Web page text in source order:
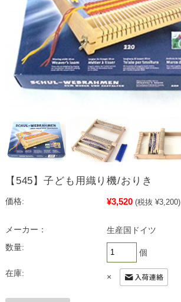
【545】子ども用織り機/おりき
価格: ¥3,520 (税抜 ¥3,200)
メーカー：
生産国ドイツ
数量:
個
在庫: ×